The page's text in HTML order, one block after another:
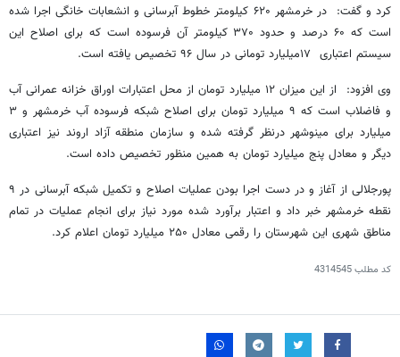
کرد و گفت: در خرمشهر ۶۲۰ کیلومتر خطوط آبرسانی و انشعابات خانگی اجرا شده
است که ۶۰ درصد و حدود ۳۷۰ کیلومتر آن فرسوده است که برای اصلاح این
سیستم اعتباری ۱۷میلیارد تومانی در سال ۹۶ تخصیص یافته است.
وی افزود: از این میزان ۱۲ میلیارد تومان از محل اعتبارات اوراق خزانه عمرانی آب
و فاضلاب است که ۹ میلیارد تومان برای اصلاح شبکه فرسوده آب خرمشهر و ۳
میلیارد برای مینوشهر درنظر گرفته شده و سازمان منطقه آزاد اروند نیز اعتباری
دیگر و معادل پنج میلیارد تومان به همین منظور تخصیص داده است.
پورجلالی از آغاز و در دست اجرا بودن عملیات اصلاح و تکمیل شبکه آبرسانی در ۹
نقطه خرمشهر خبر داد و اعتبار برآورد شده مورد نیاز برای انجام عملیات در تمام
مناطق شهری این شهرستان را رقمی معادل ۲۵۰ میلیارد تومان اعلام کرد.
کد مطلب4314545